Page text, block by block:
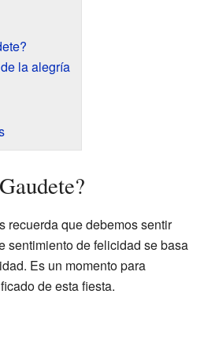
la alegría
recuerda que debemos sentir
sentimiento de felicidad se basa
Es un momento para
de esta fiesta.